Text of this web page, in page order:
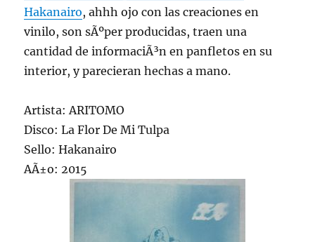
Hakanairo, ahhh ojo con las creaciones en
vinilo, son sÃºper producidas, traen una
cantidad de informaciÃ³n en panfletos en su
interior, y parecieran hechas a mano.
Artista: ARITOMO
Disco: La Flor De Mi Tulpa
Sello: Hakanairo
AÃ±o: 2015